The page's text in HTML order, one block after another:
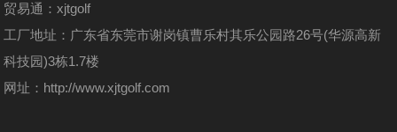
贸易通：xjtgolf
工厂地址：广东省东莞市谢岗镇曹乐村其乐公园路26号(华源高新
科技园)3栋1.7楼
网址： http://www.xjtgolf.com